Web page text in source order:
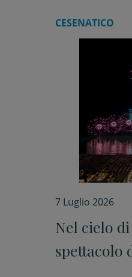
CESENATICO
7 Luglio 2026
Nel cielo
spettacolo